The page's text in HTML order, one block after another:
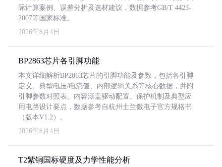
际计算案例、误差分析及选材建议，数据参考GB/T 4423-
2007等国家标准。
2026年8月4日
BP2863芯片各引脚功能
本文详细解析BP2863芯片的引脚功能及参数，包括各引脚
定义、典型电压/电流值、内部逻辑关系等核心数据，并附
引脚参数对照表。内容涵盖驱动配置、保护机制及典型应
用电路设计要点，数据参考自杭州士兰微电子官方规格书
（版本V1.2）。
2026年8月4日
T2紫铜国标硬度及力学性能分析